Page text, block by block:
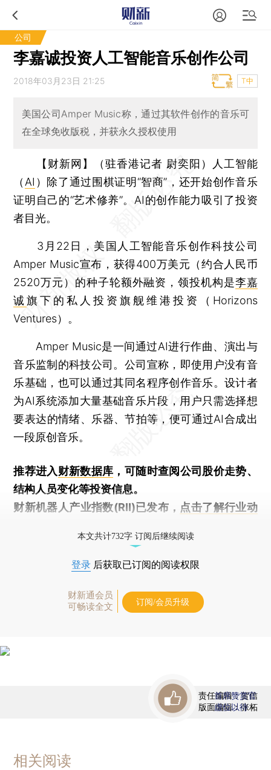
公司
李嘉诚投资人工智能音乐创作公司
2018年03月23日 21:25 T中
美国公司Amper Music称，通过其软件创作的音乐可
在全球免收版税，并获永久授权使用
【财新网】（驻香港记者 尉奕阳）
人工智能
（ AI ）除了通过围棋证明“智商”，还开始创作音乐
证明自己的“艺术修养”。AI的创作能力吸引了投资
者目光。
3月22日，美国人工智能音乐创作科技公司
Amper Music宣布，获得400万美元（约合人民币
2520万元）的种子轮额外融资，领投机构是李嘉
诚旗下的私人投资旗舰维港投资（Horizons
Ventures）。
Amper Music是一间通过AI进行作曲、演出与
音乐监制的科技公司。公司宣称，即使用户没有音
乐基础，也可以通过其同名程序创作音乐。设计者
为AI系统添加大量基础音乐片段，用户只需选择想
要表达的情绪、乐器、节拍等，便可通过AI合成出
一段原创音乐。
推荐进入财新数据库 ，可随时查阅公司股价走势、
结构人员变化等投资信息。
财新机器人产业指数(RII)已发布， 点击了解行业动
本文共计732字 订阅后继续阅读
登录 后获取已订阅的阅读权限
财新通会员
可畅读全文
订阅/会员升级
责任编辑：贺信
版面编辑：张柘
首席赞赏官
虚位以待
相关阅读